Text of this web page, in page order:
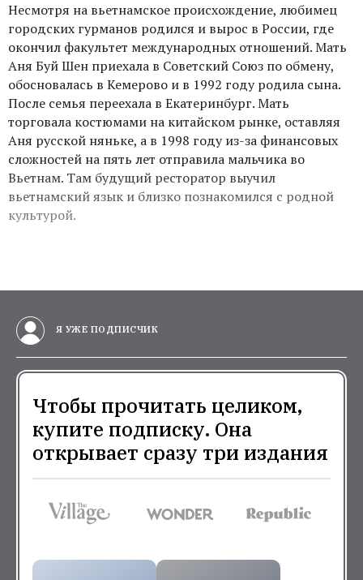
Несмотря на вьетнамское происхождение, любимец
городских гурманов родился и вырос в России, где
окончил факультет международных отношений. Мать
Аня Буй Шен приехала в Советский Союз по обмену,
обосновалась в Кемерово и в 1992 году родила сына.
После семья переехала в Екатеринбург. Мать
торговала костюмами на китайском рынке, оставляя
Аня русской няньке, а в 1998 году из-за финансовых
сложностей на пять лет отправила мальчика во
Вьетнам. Там будущий ресторатор выучил
вьетнамский язык и близко познакомился с родной
культурой.
Я УЖЕ ПОДПИСЧИК
Чтобы прочитать целиком,
купите подписку. Она
открывает сразу три издания